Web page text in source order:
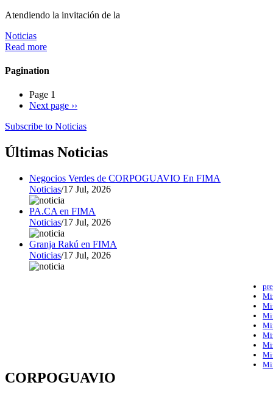
Atendiendo la invitación de la
Noticias
Read more
Pagination
Page 1
Next page ››
Subscribe to Noticias
Últimas Noticias
Negocios Verdes de CORPOGUAVIO En FIMA
Noticias/17 Jul, 2026
PA.CA en FIMA
Noticias/17 Jul, 2026
Granja Rakú en FIMA
Noticias/17 Jul, 2026
CORPOGUAVIO